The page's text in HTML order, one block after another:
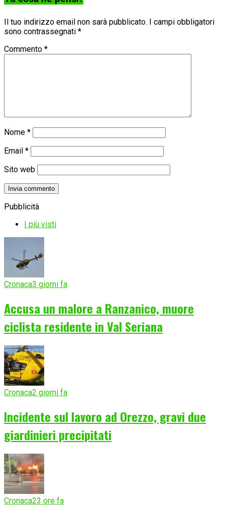
Il tuo indirizzo email non sarà pubblicato. I campi obbligatori
sono contrassegnati *
Commento *
Nome *
Email *
Sito web
Pubblicità
I più visti
Cronaca3 giorni fa
Accusa un malore a Ranzanico, muore
ciclista residente in Val Seriana
Cronaca2 giorni fa
Incidente sul lavoro ad Orezzo, gravi due
giardinieri precipitati
Cronaca23 ore fa